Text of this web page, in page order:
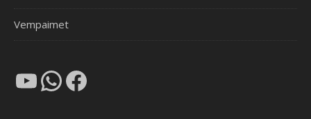
Vempaimet
YouTubeWhatsApp
Facebook